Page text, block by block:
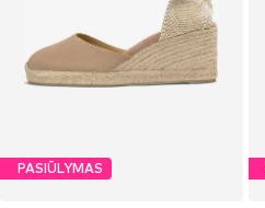
PASIŪLYMAS